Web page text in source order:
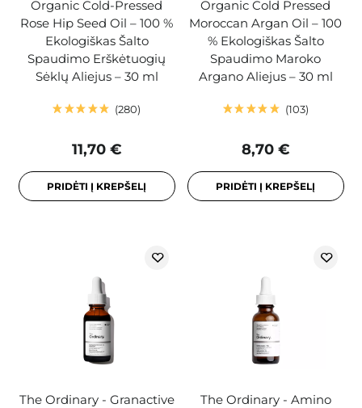
Organic Cold-Pressed
Rose Hip Seed Oil – 100 %
Ekologiškas Šalto
Spaudimo Erškėtuogių
Sėklų Aliejus – 30 ml
280
11,70 €
PRIDĖTI Į KREPŠELĮ
Organic Cold Pressed
Moroccan Argan Oil – 100
% Ekologiškas Šalto
Spaudimo Maroko
Argano Aliejus – 30 ml
103
8,70 €
PRIDĖTI Į KREPŠELĮ
The Ordinary - Granactive
The Ordinary - Amino